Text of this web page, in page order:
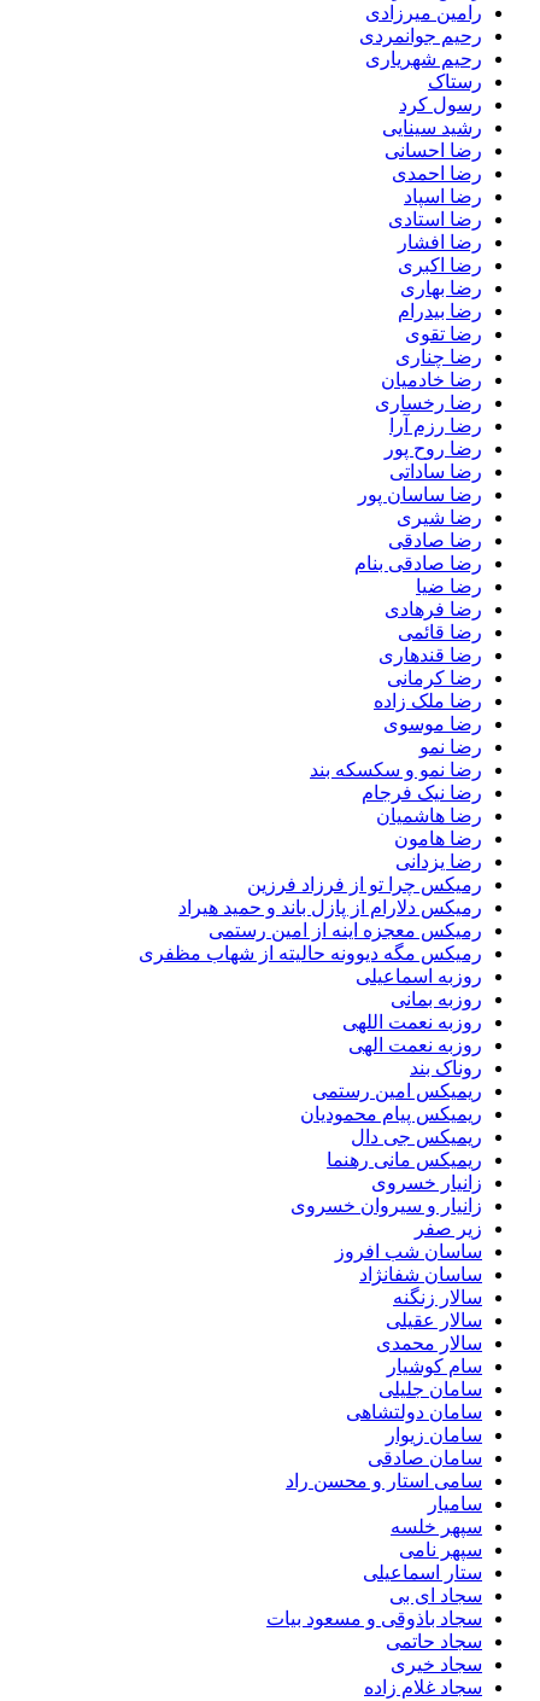
رامین میرزادی
رحیم جوانمردی
رحیم شهریاری
رستاک
رسول کرد
رشید سینایی
رضا احسانی
رضا احمدی
رضا اسپاد
رضا استادی
رضا افشار
رضا اکبری
رضا بهاری
رضا بیدرام
رضا تقوی
رضا چناری
رضا خادمیان
رضا رخساری
رضا رزم آرا
رضا روح پور
رضا ساداتی
رضا ساسان پور
رضا شیری
رضا صادقی
رضا صادقی بنام
رضا ضیا
رضا فرهادی
رضا قائمی
رضا قندهاری
رضا کرمانی
رضا ملک زاده
رضا موسوی
رضا نمو
رضا نمو و سکسکه بند
رضا نیک فرجام
رضا هاشمیان
رضا هامون
رضا یزدانی
رمیکس چرا تو از فرزاد فرزین
رمیکس دلارام از پازل باند و حمید هیراد
رمیکس معجزه اینه از امین رستمی
رمیکس مگه دیوونه حالیته از شهاب مظفری
روزبه اسماعیلی
روزبه بمانی
روزبه نعمت اللهی
روزبه نعمت الهی
روناک بند
ریمیکس امین رستمی
ریمیکس پیام محمودیان
ریمیکس جی دال
ریمیکس مانی رهنما
زانیار خسروی
زانیار و سیروان خسروی
زیر صفر
ساسان شب افروز
ساسان شفانژاد
سالار زنگنه
سالار عقیلی
سالار محمدی
سام کوشیار
سامان جلیلی
سامان دولتشاهی
سامان زیوار
سامان صادقی
سامی استار و محسن راد
سامیار
سپهر خلسه
سپهر نامی
ستار اسماعیلی
سجاد ای بی
سجاد باذوقی و مسعود بیات
سجاد حاتمی
سجاد خیری
سجاد غلام زاده